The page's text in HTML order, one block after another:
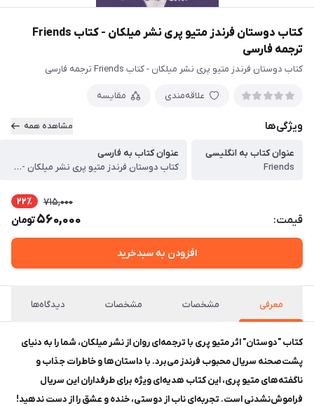
کتاب دوستان فرندز متیو پری نشر میلکان - کتاب Friends
ترجمه فارسی
کتاب دوستان فرندز متیو پری نشر میلکان - کتاب Friends ترجمه فارسی
علاقه‌مندی مقایسه
ویژگی‌ها مشاهده همه
عنوان کتاب به انگلیسی
Friends
عنوان کتاب به فارسی
کتاب دوستان فرندز متیو پری نشر میلکان - کتاب Friends ترجمه فارسی
قیمت:
715,000 22٪
560,000تومان
افزودن به سبدخرید
معرفی مشخصات مشخصات دیدگاه‌ها
کتاب "دوستان" اثر متیو پری با ترجمه‌ای روان از نشر میلکان، شما را به دنیای
پشت‌صحنه سریال محبوب فرندز می‌برد. با داستان‌ها و خاطرات جذاب و
ناگفته‌های متیو پری، این کتاب هدیه‌ای ویژه برای طرفداران این سریال
فراموش‌نشدنی است. تجربه‌ای ناب از دوستی، خنده و عشق را از دست ندهید!